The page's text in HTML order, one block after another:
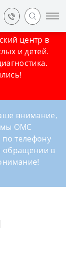
центр в
и детей.
внимание,
ОМС
по телефону
обращении в